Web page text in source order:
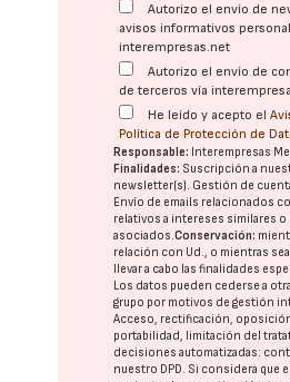
Autorizo el envío de
avisos informativos
interempresas.net
Autorizo el envío de
de terceros vía
He leído y acepto el
Política de Protección de
Responsable: Interempresas
Finalidades: Suscripción a
newsletter(s). Gestión de
Envío de emails relacionados
relativos a intereses similares o
asociados.Conservación:
relación con Ud., o mientras
llevar a cabo las finalidades
Los datos pueden cederse a
grupo por motivos de gestión
Acceso, rectificación,
portabilidad, limitación del
decisiones automatizadas:
nuestro DPD. Si considera que